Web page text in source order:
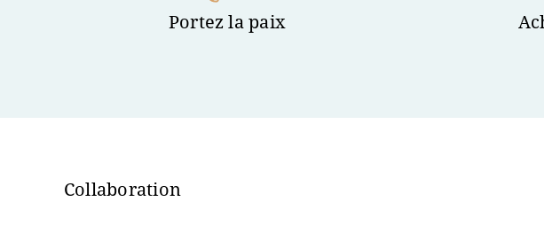
Portez la paix
Collaboration